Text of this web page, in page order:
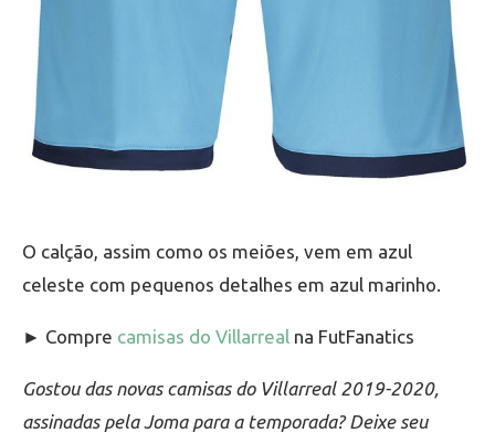
O calção, assim como os meiões, vem em azul
celeste com pequenos detalhes em azul marinho.
► Compre camisas do Villarreal na FutFanatics
Gostou das novas camisas do Villarreal 2019-2020,
assinadas pela Joma para a temporada? Deixe seu